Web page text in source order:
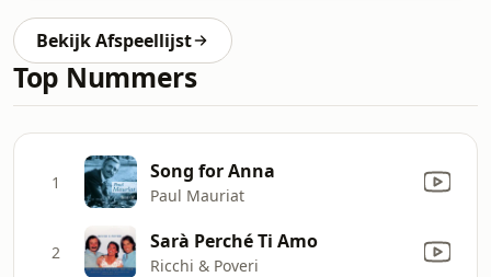
Bekijk Afspeellijst
Top Nummers
1 Song for Anna
Paul Mauriat
2 Sarà Perché Ti Amo
Ricchi & Poveri